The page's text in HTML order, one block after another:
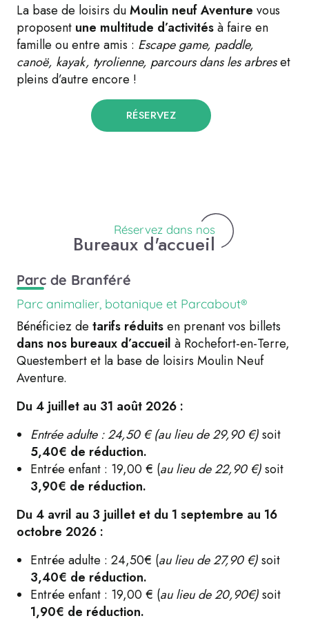
La base de loisirs duMoulin neuf Aventure vous
proposent une multitude d’activitésà faire en
famille ou entre amis : Escape game, paddle,
canoë, kayak, tyrolienne, parcours dans les arbreset
pleins d’autre encore !
RÉSERVEZ
Réservez dans nos
Bureaux d'accueil
Parc de Branféré
Parc animalier, botanique et Parcabout®
Bénéficiez de tarifs réduitsen prenant vos billets
dans nos bureaux d’accueil à Rochefort-en-Terre,
Questembert et la base de loisirs Moulin Neuf
Aventure.
Du 4 juillet au 31 août 2026 :
Entrée adulte : 24,50 € (au lieu de 29,90 €)soit
5,40€ de réduction.
Entrée enfant : 19,00 € (au lieu de 22,90 €)soit
3,90€ de réduction.
Du 4 avril au 3 juillet et du 1 septembre au 16
octobre 2026 :
Entrée adulte : 24,50€ (au lieu de 27,90 €)soit
3,40€ de réduction.
Entrée enfant : 19,00 € (au lieu de 20,90€)soit
1,90€ de réduction.